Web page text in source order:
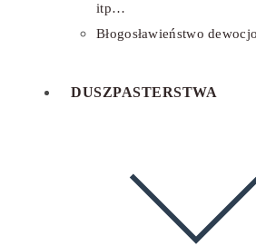
itp…
Błogosławieństwo
DUSZPASTERSTWA